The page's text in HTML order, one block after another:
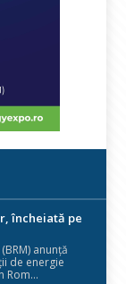
încheiată pe
anunță
de energie
Rom...